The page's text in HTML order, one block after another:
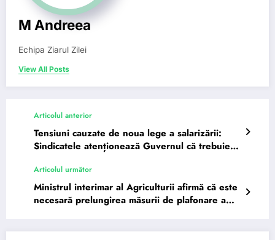
M Andreea
Echipa Ziarul Zilei
View All Posts
Articolul anterior
Tensiuni cauzate de noua lege a salarizării:
Sindicatele atenționează Guvernul că trebuie
Articolul următor
Ministrul interimar al Agriculturii afirmă că este
necesară prelungirea măsurii de plafonare a